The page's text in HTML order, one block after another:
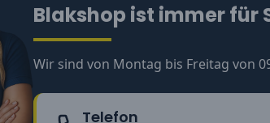
Blakshop ist immer für
Wir sind von Montag bis Freitag von
Telefon